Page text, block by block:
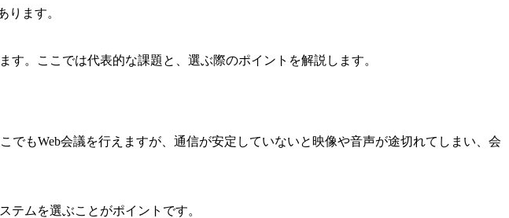
ります。
。ここでは代表的な課題と、選ぶ際のポイントを解説します。
もWeb会議を行えますが、通信が安定していないと映像や音声が途切れてしまい、会
テムを選ぶことがポイントです。